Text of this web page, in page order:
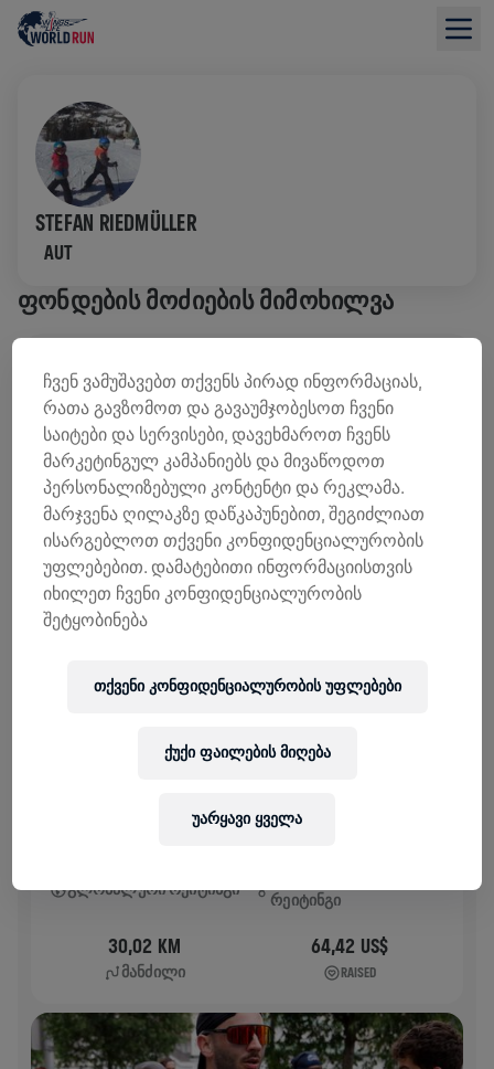
STEFAN RIEDMÜLLER
AUT
ᲤᲝᲜᲓᲔᲑᲘᲡ ᲛᲝᲫᲘᲔᲑᲘᲡ ᲛᲘᲛᲝᲮᲘᲚᲕᲐ
ᲨᲔᲛᲝᲬᲘᲠᲣᲚᲔᲑᲔᲑᲘ ᲒᲐᲓᲐᲠᲘᲪᲮᲔ ᲗᲐᲜᲮᲐ
შემოწირულების 100% ხმარდება ზურგის ტვინის
კვლევებს.
ᲘᲡᲢᲝᲠᲘᲐ
WINGS FOR LIFE WORLD RUN 2025
ᲕᲔᲜᲐ
ᲒᲚᲝᲑᲐᲚᲣᲠᲘ ᲠᲔᲘᲢᲘᲜᲒᲘ
ᲠᲔᲘᲢᲘᲜᲒᲘ
30,02 KM
ᲛᲐᲜᲫᲘᲚᲘ
64,42 US$
RAISED
ჩვენ ვამუშავებთ თქვენს პირად ინფორმაციას,
რათა გავზომოთ და გავაუმჯობესოთ ჩვენი
საიტები და სერვისები, დავეხმაროთ ჩვენს
მარკეტინგულ კამპანიებს და მივაწოდოთ
პერსონალიზებული კონტენტი და რეკლამა.
მარჯვენა ღილაკზე დაწკაპუნებით, შეგიძლიათ
ისარგებლოთ თქვენი კონფიდენციალურობის
უფლებებით. დამატებითი ინფორმაციისთვის
იხილეთ ჩვენი კონფიდენციალურობის
შეტყობინება
თქვენი კონფიდენციალურობის უფლებები
უარყავი ყველა
ქუქი ფაილების მიღება